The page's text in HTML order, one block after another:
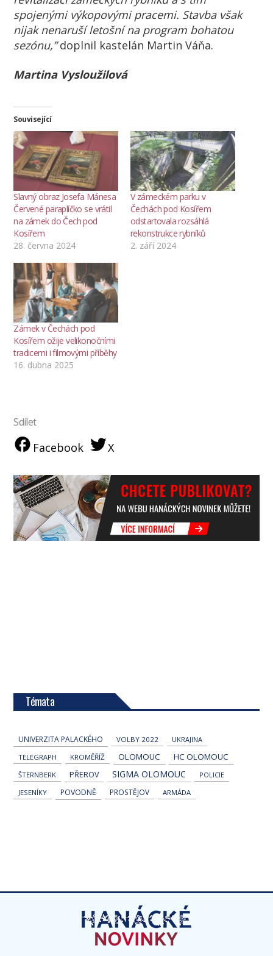
spojenými výkopovými pracemi. Stavba však
nijak nenaruší letošní na program bohatou
sezónu,”doplnil kastelán Martin Váňa.
Martina Vysloužilová
Související
Slavný obraz Josefa Mánesa
Červené paraplíčko se vrátil
na zámek do Čech pod
Kosířem
28. června 2024
V zámeckém parku v
Čechách pod Kosířem
odstartovala rozsáhlá
rekonstrukce rybníků
2. září 2024
Zámek v Čechách pod
Kosířem ožije velikonočními
tradicemi i filmovými příběhy
16. dubna 2025
Sdílet
Facebook X
Témata
UNIVERZITA PALACKÉHO VOLBY 2022
UKRAJINA
TELEGRAPH
KROMĚŘÍŽ OLOMOUC HC OLOMOUC
ŠTERNBERK PŘEROV SIGMA OLOMOUC
POLICIE
JESENÍKY
POVODNĚ PROSTĚJOV ARMÁDA